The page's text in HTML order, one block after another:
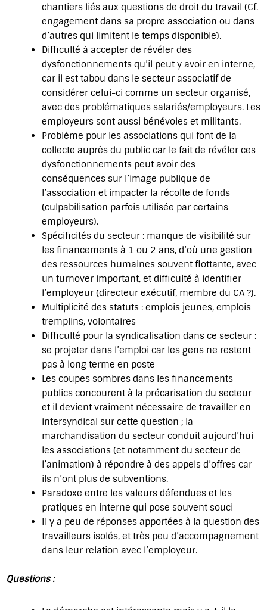
chantiers liés aux questions de droit du travail (Cf.
engagement dans sa propre association ou dans
d’autres qui limitent le temps disponible).
Difficulté à accepter de révéler des
dysfonctionnements qu’il peut y avoir en interne,
car il est tabou dans le secteur associatif de
considérer celui-ci comme un secteur organisé,
avec des problématiques salariés/employeurs. Les
employeurs sont aussi bénévoles et militants.
Problème pour les associations qui font de la
collecte auprès du public car le fait de révéler ces
dysfonctionnements peut avoir des
conséquences sur l’image publique de
l’association et impacter la récolte de fonds
(culpabilisation parfois utilisée par certains
employeurs).
Spécificités du secteur : manque de visibilité sur
les financements à 1 ou 2 ans, d’où une gestion
des ressources humaines souvent flottante, avec
un turnover important, et difficulté à identifier
l’employeur (directeur exécutif, membre du CA ?).
Multiplicité des statuts : emplois jeunes, emplois
tremplins, volontaires
Difficulté pour la syndicalisation dans ce secteur :
se projeter dans l’emploi car les gens ne restent
pas à long terme en poste
Les coupes sombres dans les financements
publics concourent à la précarisation du secteur
et il devient vraiment nécessaire de travailler en
intersyndical sur cette question ; la
marchandisation du secteur conduit aujourd’hui
les associations (et notamment du secteur de
l’animation) à répondre à des appels d’offres car
ils n’ont plus de subventions.
Paradoxe entre les valeurs défendues et les
pratiques en interne qui pose souvent souci
Il y a peu de réponses apportées à la question des
travailleurs isolés, et très peu d’accompagnement
dans leur relation avec l’employeur.
Questions :